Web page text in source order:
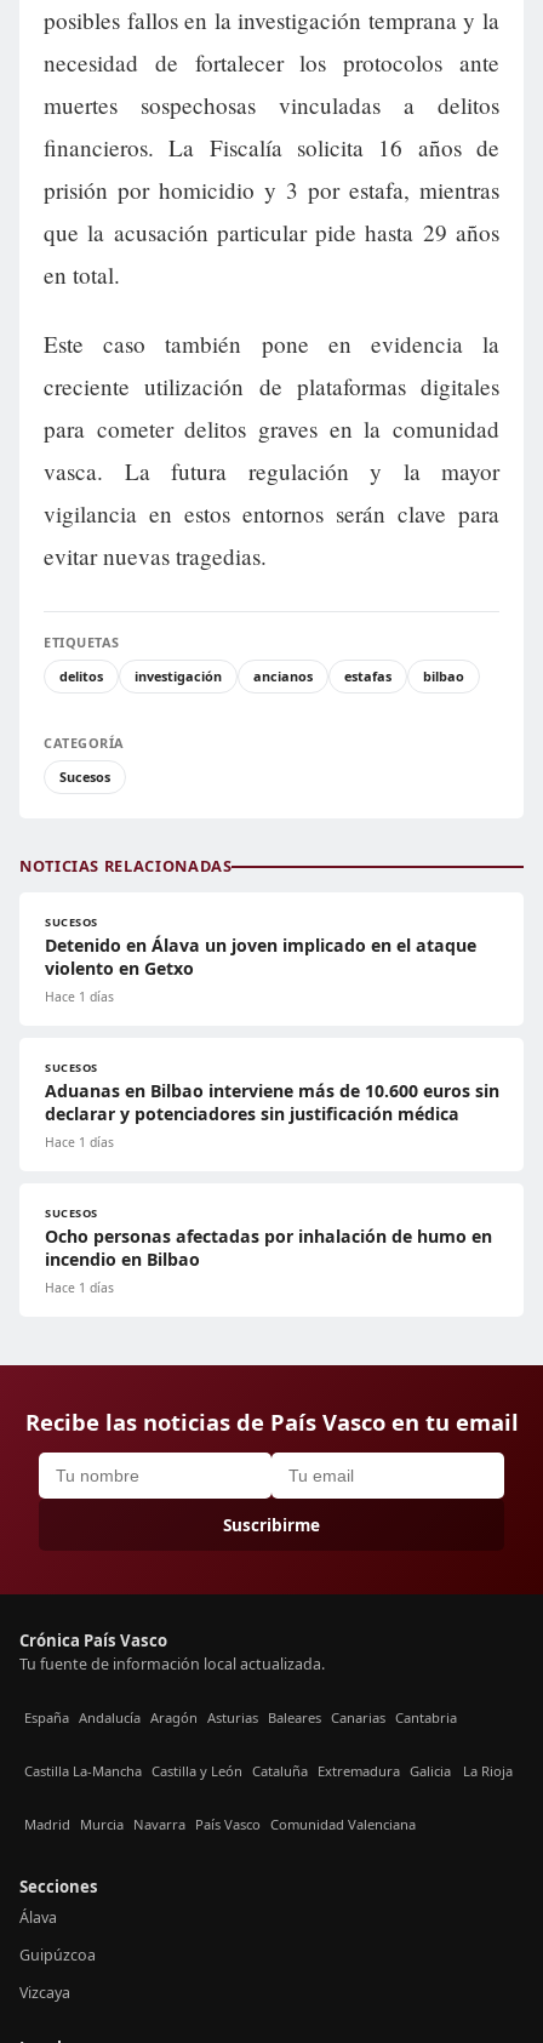
posibles fallos en la investigación temprana y la
necesidad de fortalecer los protocolos ante
muertes sospechosas vinculadas a delitos
financieros. La Fiscalía solicita 16 años de
prisión por homicidio y 3 por estafa, mientras
que la acusación particular pide hasta 29 años
en total.
Este caso también pone en evidencia la
creciente utilización de plataformas digitales
para cometer delitos graves en la comunidad
vasca. La futura regulación y la mayor
vigilancia en estos entornos serán clave para
evitar nuevas tragedias.
ETIQUETAS
delitos
investigación ancianos estafas bilbao
CATEGORÍA
Sucesos
NOTICIAS RELACIONADAS
SUCESOS
Detenido en Álava un joven implicado en el ataque
violento en Getxo
Hace 1 días
SUCESOS
Aduanas en Bilbao interviene más de 10.600 euros sin
declarar y potenciadores sin justificación médica
Hace 1 días
SUCESOS
Ocho personas afectadas por inhalación de humo en
incendio en Bilbao
Hace 1 días
Recibe las noticias de País Vasco en tu email
Suscribirme
Crónica País Vasco
Tu fuente de información local actualizada.
España Andalucía Aragón Asturias Baleares Canarias Cantabria
Castilla La-Mancha Castilla y León Cataluña Extremadura Galicia La Rioja
Madrid Murcia Navarra País Vasco Comunidad Valenciana
Secciones
Álava
Guipúzcoa
Vizcaya